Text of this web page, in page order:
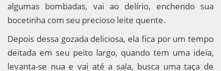
algumas bombadas, vai ao delírio, enchendo sua
bocetinha com seu precioso leite quente.
Depois dessa gozada deliciosa, ela fica por um tempo
deitada em seu peito largo, quando tem uma ideia,
levanta-se nua e vai até a sala, busca uma taça de